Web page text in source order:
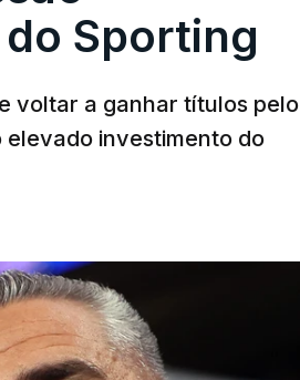
Sporting
voltar a ganhar títulos pelo
elevado investimento do